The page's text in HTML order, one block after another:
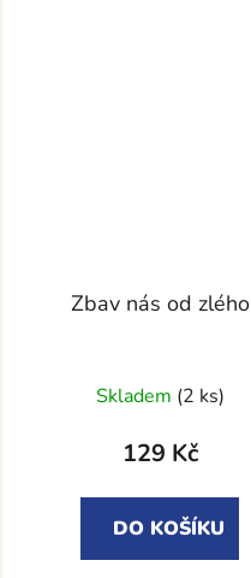
Zbav nás od zlého
Skladem (2 ks)
129 Kč
DO KOŠÍKU